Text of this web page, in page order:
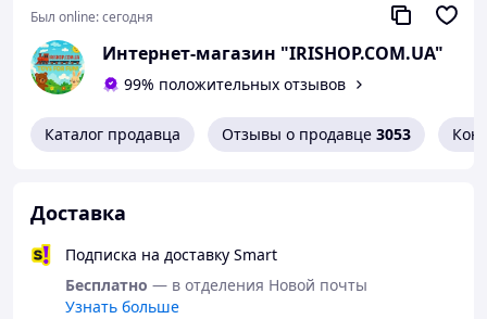
Недостатки
Был online:сегодня
Интернет-магазин "IRISHOP.COM.UA"
99% положительных отзывов
Каталог продавца Отзывы о продавце 3053
Доставка
Подписка на доставку Smart
Бесплатно — в отделения Новой почты
Узнать больше